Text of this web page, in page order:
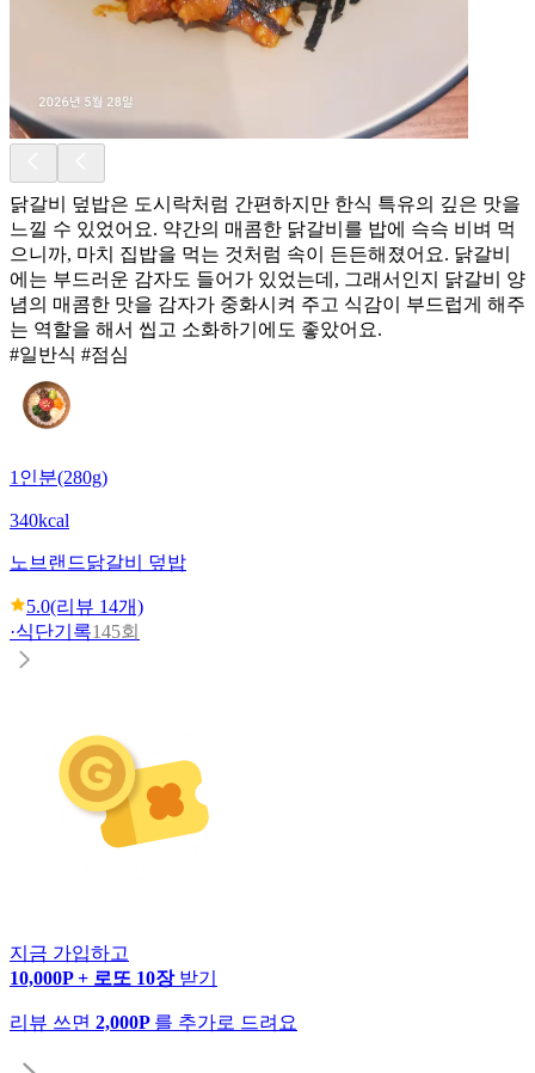
닭갈비 덮밥은 도시락처럼 간편하지만 한식 특유의 깊은 맛을
느낄 수 있었어요. 약간의 매콤한 닭갈비를 밥에 슥슥 비벼 먹
으니까, 마치 집밥을 먹는 것처럼 속이 든든해졌어요. 닭갈비
에는 부드러운 감자도 들어가 있었는데, 그래서인지 닭갈비 양
념의 매콤한 맛을 감자가 중화시켜 주고 식감이 부드럽게 해주
는 역할을 해서 씹고 소화하기에도 좋았어요. ​
#일반식 #점심
1인분(280g)
340kcal
노브랜드닭갈비 덮밥
5.0(리뷰 14개)
·식단기록145회
지금 가입하고
10,000P + 로또 10장 받기
리뷰 쓰면 2,000P 를 추가로 드려요